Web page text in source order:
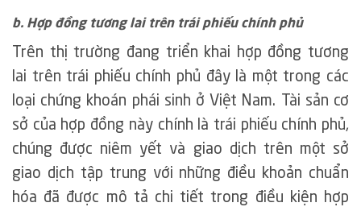
b. Hợp đồng tương lai trên trái phiếu chính phủ
Trên thị trường đang triển khai hợp đồng tương
lai trên trái phiếu chính phủ đây là một trong các
loại chứng khoán phái sinh ở Việt Nam. Tài sản cơ
sở của hợp đồng này chính là trái phiếu chính phủ,
chúng được niêm yết và giao dịch trên một sở
giao dịch tập trung với những điều khoản chuẩn
hóa đã được mô tả chi tiết trong điều kiện hợp